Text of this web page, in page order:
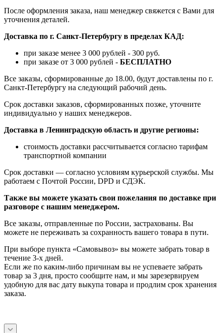
После оформления заказа, наш менеджер свяжется с Вами для
уточнения деталей.
Доставка по г. Санкт-Петербургу в пределах КАД:
при заказе менее 3 000 рублей - 300 руб.
при заказе от 3 000 рублей - БЕСПЛАТНО
Все заказы, сформированные до 18.00, будут доставлены по г.
Санкт-Петербургу на следующий рабочий день.
Срок доставки заказов, сформированных позже, уточните
индивидуально у наших менеджеров.
Доставка в Ленинградскую область и другие регионы:
стоимость доставки рассчитывается согласно тарифам
транспортной компании
Срок доставки — согласно условиям курьерской службы. Мы
работаем с Почтой России, DPD и СДЭК.
Также вы можете указать свои пожелания по доставке при
разговоре с нашим менеджером.
Все заказы, отправленные по России, застрахованы. Вы
можете не переживать за сохранность вашего товара в пути.
При выборе пункта «Самовывоз» вы можете забрать товар в
течение 3-х дней.
Если же по каким-либо причинам вы не успеваете забрать
товар за 3 дня, просто сообщите нам, и мы зарезервируем
удобную для вас дату выкупа товара и продлим срок хранения
заказа.